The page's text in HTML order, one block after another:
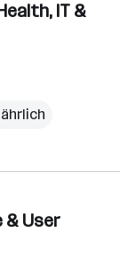
IT &
User